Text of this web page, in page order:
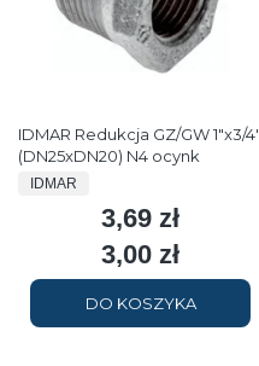
IDMAR Redukcja GZ/GW 1"x3/4"
(DN25xDN20) N4 ocynk
PRODUCENT
IDMAR
Cena
3,69 zł
Cena
3,00 zł
DO KOSZYKA